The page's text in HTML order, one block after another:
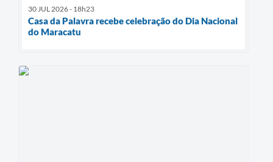
30 JUL 2026 - 18h23
Casa da Palavra recebe celebração do Dia Nacional
do Maracatu